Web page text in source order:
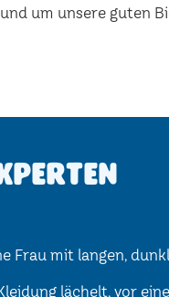
um unsere guten